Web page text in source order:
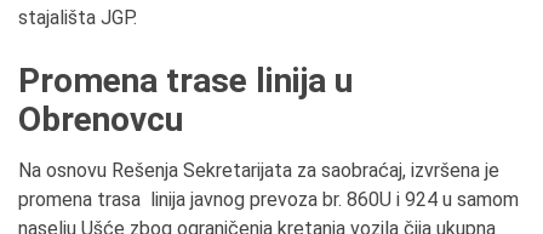
stajališta JGP.
Promena trase linija u
Obrenovcu
Na osnovu Rešenja Sekretarijata za saobraćaj, izvršena je
promena trasa linija javnog prevoza br. 860U i 924 u samom
naselju Ušće zbog ograničenja kretanja vozila čija ukupna